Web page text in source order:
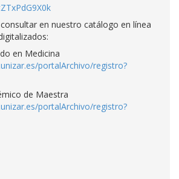
en nuestro catálogo en línea
en Medicina
portalArchivo/registro?
de Maestra
portalArchivo/registro?